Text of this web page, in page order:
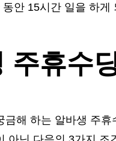
동안 15시간 일을 하
주휴수
금해 하는 알바생 주